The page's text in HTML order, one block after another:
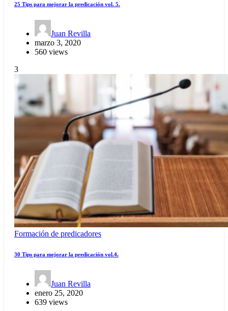
25 Tips para mejorar la predicación vol. 5.
Juan Revilla
marzo 3, 2020
560 views
3
Formación de predicadores
30 Tips para mejorar la predicación vol.4.
Juan Revilla
enero 25, 2020
639 views